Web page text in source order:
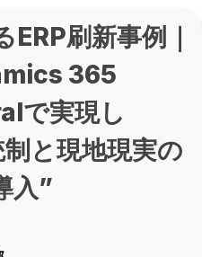
刷新事例｜
365
で実現し
と現地現実の
入”